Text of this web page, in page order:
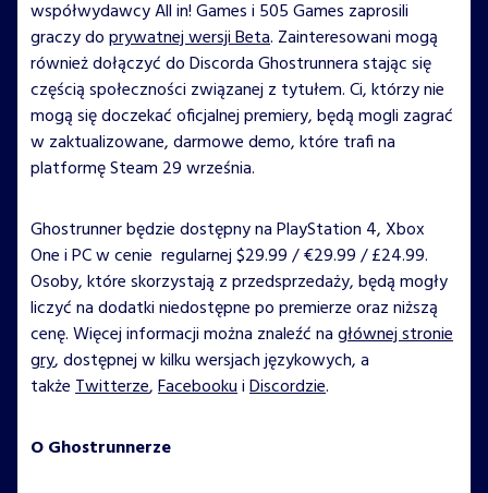
współwydawcy All in! Games i 505 Games zaprosili
graczy doprywatnej wersji Beta. Zainteresowani mogą
również dołączyć do Discorda Ghostrunnera stając się
częścią społeczności związanej z tytułem. Ci, którzy nie
mogą się doczekać oficjalnej premiery, będą mogli zagrać
w zaktualizowane, darmowe demo, które trafi na
platformę Steam 29 września.
Ghostrunner będzie dostępny na PlayStation 4, Xbox
One i PC w cenie regularnej $29.99 / €29.99 / £24.99.
Osoby, które skorzystają z przedsprzedaży, będą mogły
liczyć na dodatki niedostępne po premierze oraz niższą
cenę. Więcej informacji można znaleźć nagłównej stronie
gry, dostępnej w kilku wersjach językowych, a
takżeTwitterze,FacebookuiDiscordzie.
O Ghostrunnerze